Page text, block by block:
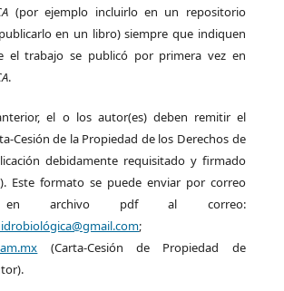
(por ejemplo incluirlo en un repositorio
en un libro) siempre que indiquen
el trabajo se publicó por primera vez en
.
el o los autor(es) deben remitir el
Cesión de la Propiedad de los Derechos de
debidamente requisitado y firmado
Este formato se puede enviar por correo
en archivo pdf al correo:
;
(Carta-Cesión de Propiedad de